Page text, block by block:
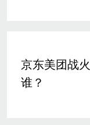
京东美团战
谁？